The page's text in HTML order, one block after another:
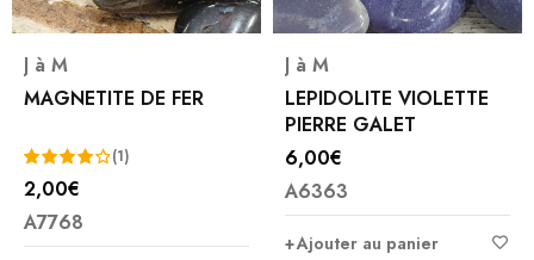
J à M
MAGNETITE DE FER
Note
4.00
sur 5
(1)
2,00€
A7768
J à M
LEPIDOLITE VIOLETTE
PIERRE GALET
6,00€
A6363
Ajouter au panier